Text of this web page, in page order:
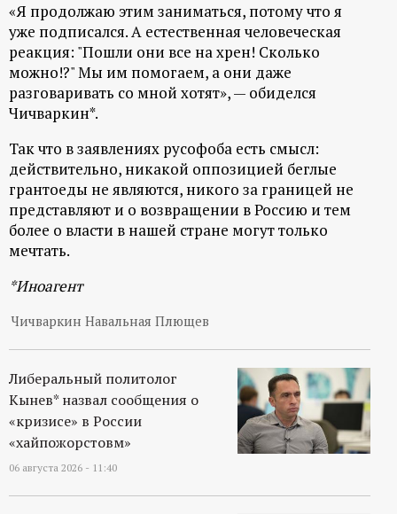
р
т
а
л
«Я продолжаю этим заниматься, потому что я
уже подписался. А естественная человеческая
реакция: "Пошли они все на хрен! Сколько
можно!?" Мы им помогаем, а они даже
разговаривать со мной хотят», — обиделся
Чичваркин*.
Так что в заявлениях русофоба есть смысл:
действительно, никакой оппозицией беглые
грантоеды не являются, никого за границей не
представляют и о возвращении в Россию и тем
более о власти в нашей стране могут только
мечтать.
*Иноагент
Чичваркин Навальная Плющев
Либеральный политолог
Кынев* назвал сообщения о
«кризисе» в России
«хайпожорстовм»
06 августа 2026 - 11:40